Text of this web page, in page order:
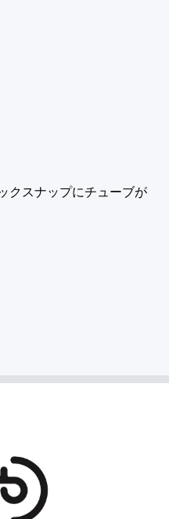
クスナップにチューブが